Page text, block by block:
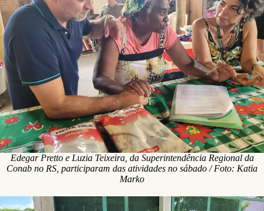
Edegar Pretto e Luzia Teixeira, da Superintendência Regional da
Conab no RS, participaram das atividades no sábado / Foto: Katia
Marko